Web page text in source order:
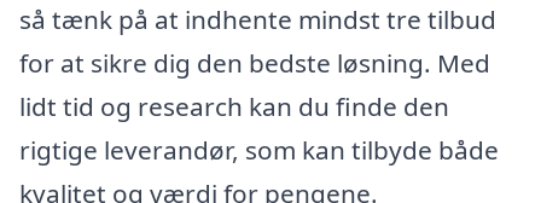
så tænk på at indhente mindst tre tilbud
for at sikre dig den bedste løsning. Med
lidt tid og research kan du finde den
rigtige leverandør, som kan tilbyde både
kvalitet og værdi for pengene.